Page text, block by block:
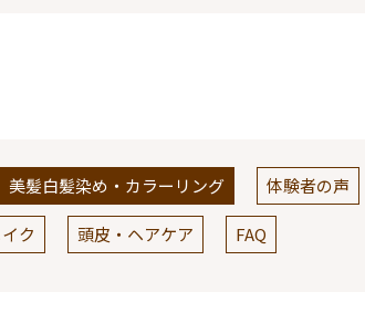
美髪白髪染め・カラーリング 体験者の声
ク 頭皮・ヘアケア FAQ